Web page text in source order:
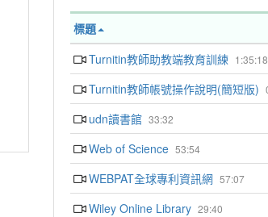
標題
1:35:18
Turnitin教師助教端教育訓練
Turnitin教師帳號操作說明(簡短版)
33:32
udn讀書館
53:54
Web of Science
57:07
WEBPAT全球專利資訊網
29:40
Wiley Online Library